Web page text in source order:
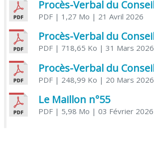
PDF| 1,27 Mo | 21 Avril 2026
PDF| 718,65 Ko | 31 Mars 2026
PDF| 248,99 Ko | 20 Mars 2026
Le Maillon n°55
PDF| 5,98 Mo | 03 Février 2026